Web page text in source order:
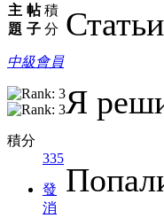
主
題
帖
子
積
分
中級會員
積分
335
發
消
Я